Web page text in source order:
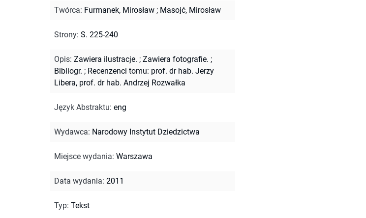
Twórca: Furmanek, Mirosław ; Masojć, Mirosław
Strony: S. 225-240
Opis: Zawiera ilustracje. ; Zawiera fotografie. ;
Bibliogr. ; Recenzenci tomu: prof. dr hab. Jerzy
Libera, prof. dr hab. Andrzej Rozwałka
Język Abstraktu: eng
Wydawca: Narodowy Instytut Dziedzictwa
Miejsce wydania: Warszawa
Data wydania: 2011
Typ: Tekst